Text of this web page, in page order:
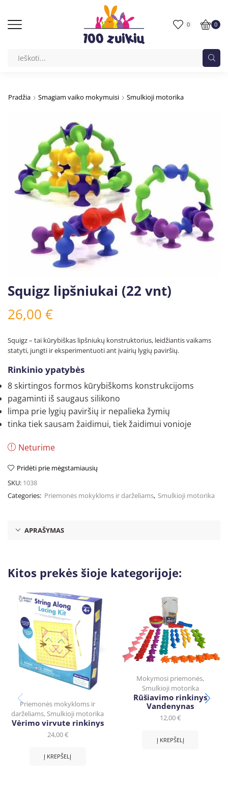
0 0
Pradžia Smagiam vaiko mokymuisi Smulkioji motorika
Squigz lipšniukai (22 vnt)
26,00 €
Squigz – tai kūrybiškas lipšniukų konstruktorius, leidžiantis vaikams
statyti, jungti ir eksperimentuoti ant įvairių lygių paviršių.
Rinkinio ypatybės
8 skirtingos formos kūrybiškoms konstrukcijoms
pagaminti iš saugaus silikono
limpa prie lygių paviršių ir nepalieka žymių
tinka tiek sausam žaidimui, tiek žaidimui vonioje
Neturime
Pridėti prie mėgstamiausių
SKU: 1038
Categories: Priemonės mokykloms ir darželiams, Smulkioji motorika
APRAŠYMAS
Kitos prekės šioje kategorijoje:
Priemonės mokykloms ir
darželiams, Smulkioji motorika
Vėrimo virvute rinkinys
24,00€
Į KREPŠELĮ
Mokymosi priemonės,
Smulkioji motorika
Rūšiavimo rinkinys
Vandenynas
12,00€
Į KREPŠELĮ